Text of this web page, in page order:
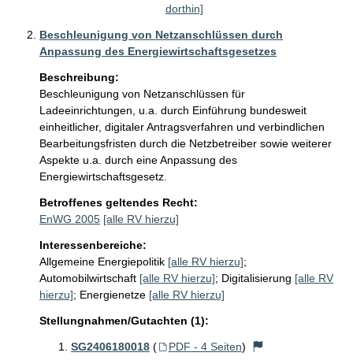
dorthin]
Beschleunigung von Netzanschlüssen durch
Anpassung des Energiewirtschaftsgesetzes
Beschreibung:
Beschleunigung von Netzanschlüssen für
Ladeeinrichtungen, u.a. durch Einführung bundesweit
einheitlicher, digitaler Antragsverfahren und verbindlichen
Bearbeitungsfristen durch die Netzbetreiber sowie weiterer
Aspekte u.a. durch eine Anpassung des
Energiewirtschaftsgesetz.
Betroffenes geltendes Recht:
EnWG 2005 [alle RV hierzu]
Interessenbereiche:
Allgemeine Energiepolitik [alle RV hierzu];
Automobilwirtschaft [alle RV hierzu]; Digitalisierung [alle RV
hierzu]; Energienetze [alle RV hierzu]
Stellungnahmen/Gutachten (1):
SG2406180018 ( PDF - 4 Seiten)